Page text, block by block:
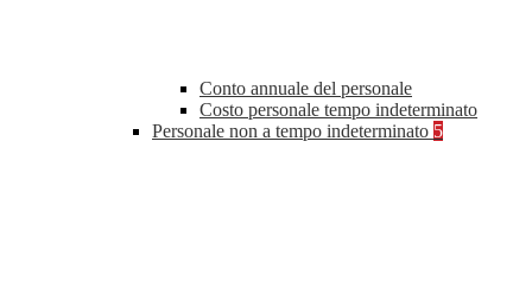
Conto annuale del personale
Costo personale tempo indeterminato
Personale non a tempo indeterminato 5